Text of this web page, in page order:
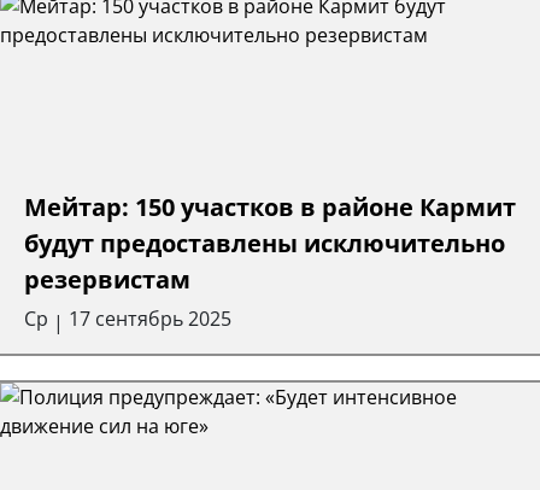
Мейтар: 150 участков в районе Кармит
будут предоставлены исключительно
резервистам
Ср | 17 сентябрь 2025